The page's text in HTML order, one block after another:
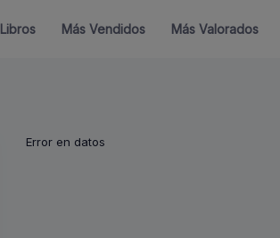
Libros Más Vendidos Más Valorados
Error en datos